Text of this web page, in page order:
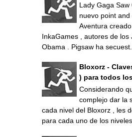
Lady Gaga Saw
nuevo point and
Aventura
InkaGames , autores de los
Obama . Pigsaw ha secuest...
Bloxorz -
) para todos
Considerando
complejo dar la
cada nivel del Bloxorz , les
para cada uno de los